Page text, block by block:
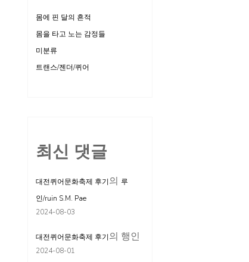
몸에 핀 달의 흔적
몸을 타고 노는 감정들
미분류
트랜스/젠더/퀴어
최신 댓글
대전퀴어문화축제 후기의 루
인/ruin S.M. Pae
2024-08-03
대전퀴어문화축제 후기의 행인
2024-08-01